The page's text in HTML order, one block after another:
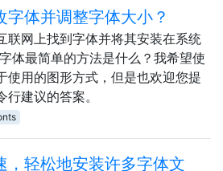
字体并调整字体大小？
联网上找到字体并将其安装在系统
体最简单的方法是什么？我希望使
使用的图形方式，但是也欢迎您提
行建议的答案。
，轻松地安装许多字体文